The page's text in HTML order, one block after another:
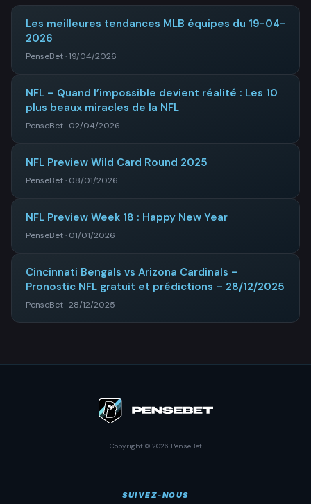
Les meilleures tendances MLB équipes du 19-04-
2026
PenseBet · 19/04/2026
NFL – Quand l’impossible devient réalité : Les 10
plus beaux miracles de la NFL
PenseBet · 02/04/2026
NFL Preview Wild Card Round 2025
PenseBet · 08/01/2026
NFL Preview Week 18 : Happy New Year
PenseBet · 01/01/2026
Cincinnati Bengals vs Arizona Cardinals –
Pronostic NFL gratuit et prédictions – 28/12/2025
PenseBet · 28/12/2025
Copyright © 2026 PenseBet
SUIVEZ-NOUS